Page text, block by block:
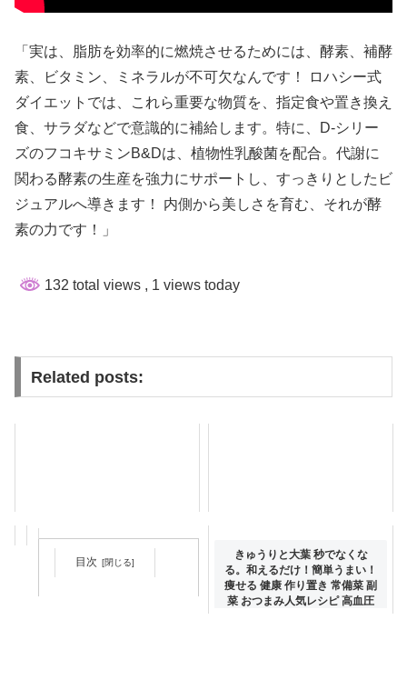
「実は、脂肪を効率的に燃焼させるためには、酵素、補酵
素、ビタミン、ミネラルが不可欠なんです！ ロハシー式
ダイエットでは、これら重要な物質を、指定食や置き換え
食、サラダなどで意識的に補給します。特に、D-シリー
ズのフコキサミンB&Dは、植物性乳酸菌を配合。代謝に
関わる酵素の生産を強力にサポートし、すっきりとしたビ
ジュアルへ導きます！ 内側から美しさを育む、それが酵
素の力です！」
132 total views , 1 views today
Related posts:
目次
きゅうりと大葉 秒でなくな
る。和えるだけ！簡単うまい！
痩せる 健康 作り置き 常備菜 副
菜 おつまみ人気レシピ 高血圧